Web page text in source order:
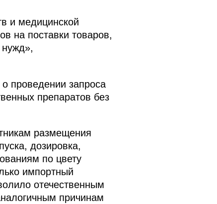
и медицинской
на поставки товаров,
нужд»,
проведении запроса
препаратов без
размещения
дозировка,
по цвету
импортный
отечественным
причинам